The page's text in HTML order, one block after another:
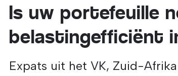
Is uw portefeuille
belastingefficiënt
Expats uit het VK, Zuid-